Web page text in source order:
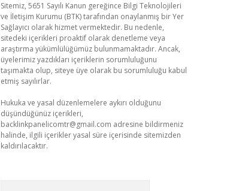
Sitemiz, 5651 Sayılı Kanun gereğince Bilgi Teknolojileri
ve İletişim Kurumu (BTK) tarafından onaylanmış bir Yer
Sağlayıcı olarak hizmet vermektedir. Bu nedenle,
sitedeki içerikleri proaktif olarak denetleme veya
araştırma yükümlülüğümüz bulunmamaktadır. Ancak,
üyelerimiz yazdıkları içeriklerin sorumluluğunu
taşımakta olup, siteye üye olarak bu sorumluluğu kabul
etmiş sayılırlar.
Hukuka ve yasal düzenlemelere aykırı olduğunu
düşündüğünüz içerikleri,
backlinkpanelicomtr@gmail.com adresine bildirmeniz
halinde, ilgili içerikler yasal süre içerisinde sitemizden
kaldırılacaktır.